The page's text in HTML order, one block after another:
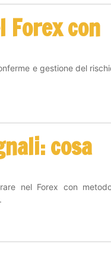
Forex con
e gestione del
cosa
nel Forex con